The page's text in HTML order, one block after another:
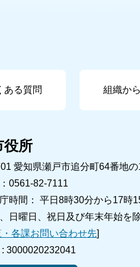
ある質問 組織か
役所
愛知県瀬戸市追分町64番地の
0561-82-7111
時間： 平日8時30分から17時
、日曜日、祝日及び年末年始を除
各課お問い合わせ先]
3000020232041